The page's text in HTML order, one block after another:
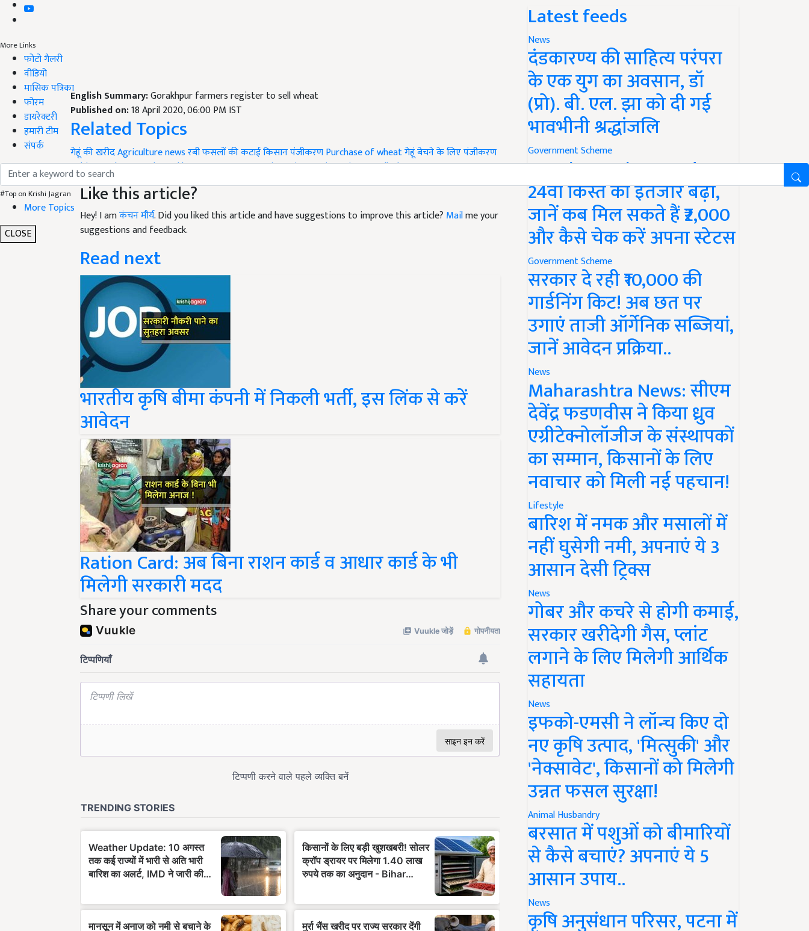
More Links
फोटो गैलरी
वीडियो
मासिक पत्रिका
फोरम
डायरेक्टरी
हमारी टीम
संपर्क
#Top on Krishi Jagran
More Topics
CLOSE
English Summary:Gorakhpur farmers register to sell wheat
Published on:18 April 2020, 06:00 PM IST
Related Topics
गेहूं की खरीदAgriculture newsरबी फसलों की कटाईकिसान पंजीकरणPurchase of wheatगेहूं बेचने के लिए पंजीकरण
Rabi crops harvestedGorakhpur newsFarmer registrationRegistration to sell wheat
Like this article?
Hey! I amकंचन मौर्य. Did you liked this article and have suggestions to improve this article? Mailme your
suggestions and feedback.
Read next
भारतीय कृषि बीमा कंपनी में निकली भर्ती, इस लिंक से करें
आवेदन
Ration Card: अब बिना राशन कार्ड व आधार कार्ड के भी
मिलेगी सरकारी मदद
Share your comments
Latest feeds
News
दंडकारण्य की साहित्य परंपरा
के एक युग का अवसान, डॉ
(प्रो). बी. एल. झा को दी गई
भावभीनी श्रद्धांजलि
Government Scheme
PM Kisan Yojana Update:
24वीं किस्त का इंतजार बढ़ा,
जानें कब मिल सकते हैं ₹2,000
और कैसे चेक करें अपना स्टेटस
Government Scheme
सरकार दे रही ₹10,000 की
गार्डनिंग किट! अब छत पर
उगाएं ताजी ऑर्गेनिक सब्जियां,
जानें आवेदन प्रक्रिया..
News
Maharashtra News: सीएम
देवेंद्र फडणवीस ने किया ध्रुव
एग्रीटेक्नोलॉजीज के संस्थापकों
का सम्मान, किसानों के लिए
नवाचार को मिली नई पहचान!
Lifestyle
बारिश में नमक और मसालों में
नहीं घुसेगी नमी, अपनाएं ये 3
आसान देसी ट्रिक्स
News
गोबर और कचरे से होगी कमाई,
सरकार खरीदेगी गैस, प्लांट
लगाने के लिए मिलेगी आर्थिक
सहायता
News
इफको-एमसी ने लॉन्च किए दो
नए कृषि उत्पाद, 'मित्सुकी' और
'नेक्सावेट', किसानों को मिलेगी
उन्नत फसल सुरक्षा!
Animal Husbandry
बरसात में पशुओं को बीमारियों
से कैसे बचाएं? अपनाएं ये 5
आसान उपाय..
News
कृषि अनुसंधान परिसर, पटना में